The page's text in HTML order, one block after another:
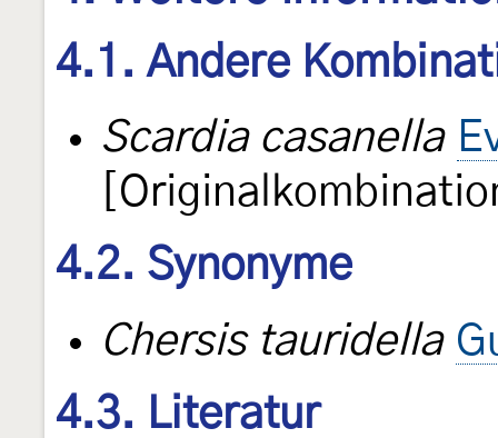
4.1. Andere
Scardia casanella
4.2. Synonyme
Chersis tauridella
4.3. Literatur